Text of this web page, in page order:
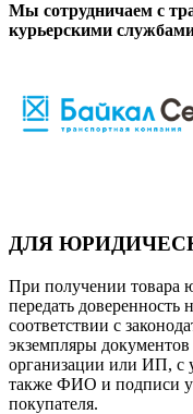
Мы сотрудничаем с
курьерскими
ДЛЯ
При получении товара
передать доверенность
соответствии с
экземпляры
организации или ИП, с
также ФИО и подписи
покупателя.